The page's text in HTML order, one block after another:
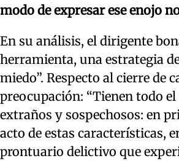
modo de expresar ese enojo
En su análisis, el dirigente
herramienta, una estrategia
miedo”. Respecto al cierre de
preocupación: “Tienen todo
extraños y sospechosos: en
acto de estas características,
prontuario delictivo que